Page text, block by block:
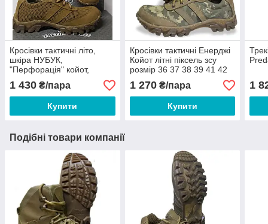
Кросівки тактичні літо,
шкіра НУБУК,
"Перфорація" койот,
підошва Energy 36-46
1 430 ₴/пара
Купити
Кросівки тактичні Енерджі
Койот літні піксель зсу
розмір 36 37 38 39 41 42
43 44 45 46
1 270₴/пара
Купити
1
Подібні товари компанії